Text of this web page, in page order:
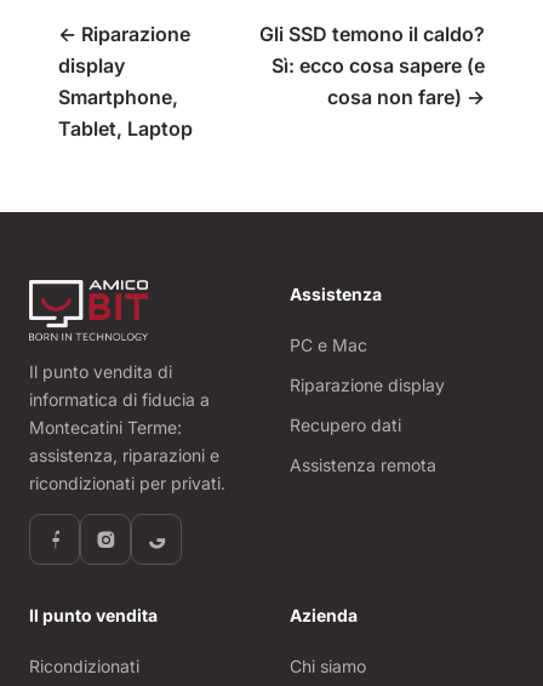
← Riparazione
display
Smartphone,
Tablet, Laptop
Gli SSD temono il caldo?
Sì: ecco cosa sapere (e
cosa non fare) →
Il punto vendita di
informatica di fiducia a
Montecatini Terme:
assistenza, riparazioni e
ricondizionati per privati.
Assistenza
PC e Mac
Riparazione display
Recupero dati
Assistenza remota
Il punto vendita
Ricondizionati
Azienda
Chi siamo